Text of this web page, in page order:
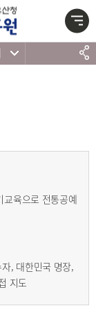
교육으로 전통공예
, 대한민국 명장,
지도